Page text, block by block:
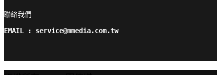
聯絡我們
EMAIL : service@mmedia.com.tw